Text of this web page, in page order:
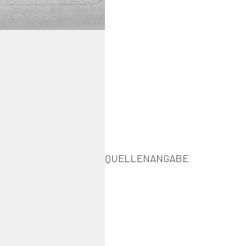
QUELLENANGABE